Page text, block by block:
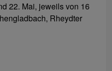
22. Mai, jeweils von 16
Rheydter